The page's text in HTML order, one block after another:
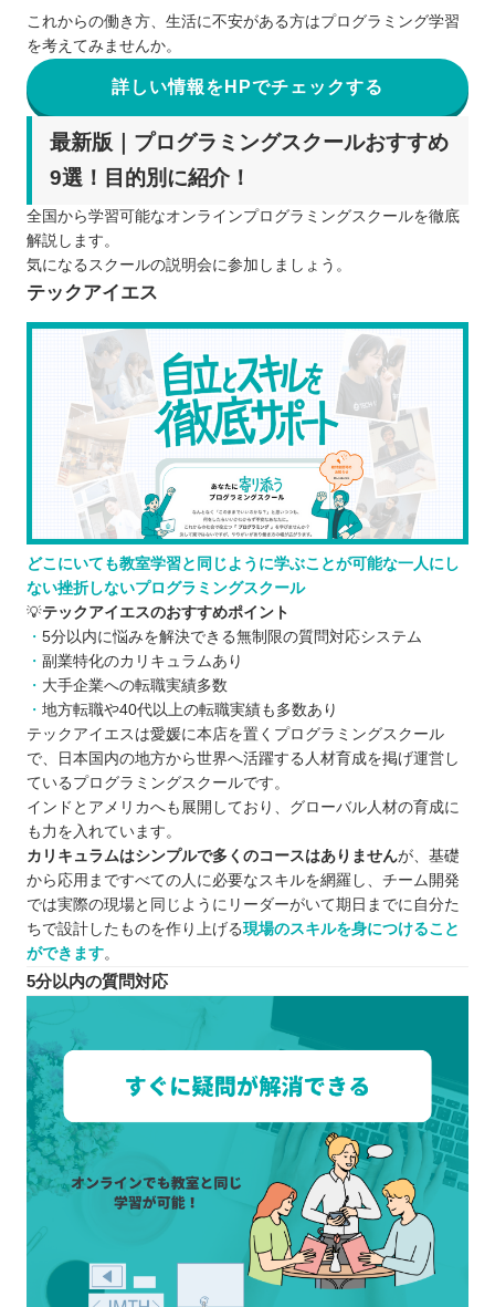
これからの働き方、生活に不安がある方はプログラミング学習
を考えてみませんか。
詳しい情報をHPでチェックする
最新版｜プログラミングスクールおすすめ
9選！目的別に紹介！
全国から学習可能なオンラインプログラミングスクールを徹底
解説します。
気になるスクールの説明会に参加しましょう。
テックアイエス
どこにいても教室学習と同じように学ぶことが可能な一人にし
ない挫折しないプログラミングスクール
💡テックアイエスのおすすめポイント
5分以内に悩みを解決できる無制限の質問対応システム
副業特化のカリキュラムあり
大手企業への転職実績多数
地方転職や40代以上の転職実績も多数あり
テックアイエスは愛媛に本店を置くプログラミングスクール
で、日本国内の地方から世界へ活躍する人材育成を掲げ運営し
ているプログラミングスクールです。
インドとアメリカへも展開しており、グローバル人材の育成に
も力を入れています。
カリキュラムはシンプルで多くのコースはありませんが、基礎
から応用まですべての人に必要なスキルを網羅し、チーム開発
では実際の現場と同じようにリーダーがいて期日までに自分た
ちで設計したものを作り上げる現場のスキルを身につけること
ができます。
5分以内の質問対応